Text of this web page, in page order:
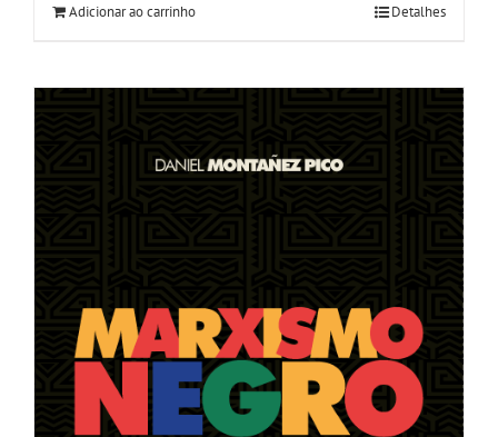
Adicionar ao carrinho Detalhes